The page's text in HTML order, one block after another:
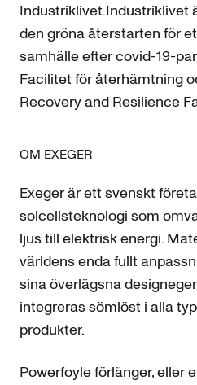
Industriklivet.Industriklivet
den gröna återstarten för
samhälle efter covid-19-
Facilitet för återhämtning
Recovery and Resilience
OM EXEGER
Exeger är ett svenskt
solcellsteknologi som
ljus till elektrisk energi.
världens enda fullt
sina överlägsna
integreras sömlöst i alla
produkter.
Powerfoyle förlänger, eller